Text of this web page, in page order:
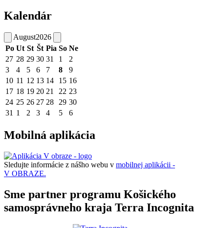
Kalendár
August2026
Po Ut St Št Pia So Ne
27 28 29 30 31 1
2
3
4 5 6 7 8
9
10 11 12 13 14 15 16
17 18 19 20 21 22 23
24 25 26 27 28 29 30
31 1 2 3 4 5 6
Mobilná aplikácia
Sledujte informácie z nášho webu v mobilnej aplikácii -
V OBRAZE.
Sme partner programu Košického
samosprávneho kraja Terra Incognita